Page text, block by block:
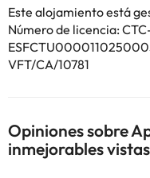
(Aeropuerto de Jerez)
En este alojamiento no se
o soltera ni fiestas
alojamiento. Si tienes
Este alojamiento está
Número de licencia:
VFT/CA/10781
Opiniones sobre
inmejorables